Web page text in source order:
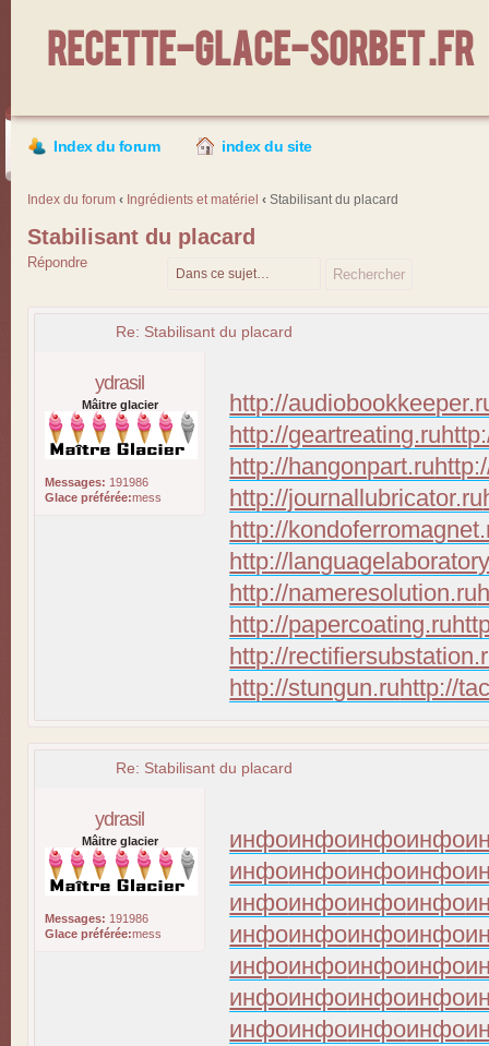
Recette-Glace-Sorbet .fr
Index du forum index du site
Index du forum ‹ Ingrédients et matériel ‹ Stabilisant du placard
Stabilisant du placard
Répondre
Re: Stabilisant du placard
ydrasil
Mâitre glacier
Messages: 191986
Glace préférée:mess
http://
http://geartreating.ru
http://hangonpart.ru
http://journallubricator.ru
http://
http://
http://nameresolution.ru
http://papercoating.ru
http://
http://stungun.ruhttp://
Re: Stabilisant du placard
ydrasil
Mâitre glacier
Messages: 191986
Glace préférée:mess
инфоинфоинфоинфо
инфоинфоинфоинфо
инфоинфоинфоинфо
инфоинфоинфоинфо
инфоинфоинфоинфо
инфоинфоинфоинфо
инфоинфоинфоинфо